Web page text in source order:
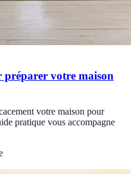
préparer votre maison
votre maison pour
pratique vous accompagne